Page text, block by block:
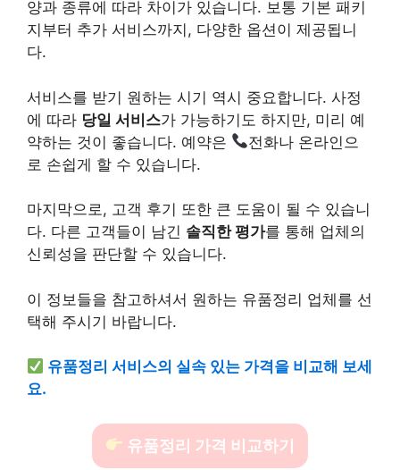
양과 종류에 따라 차이가 있습니다. 보통 기본 패키
지부터 추가 서비스까지, 다양한 옵션이 제공됩니
다.
서비스를 받기 원하는 시기 역시 중요합니다. 사정
에 따라 당일 서비스가 가능하기도 하지만, 미리 예
약하는 것이 좋습니다. 예약은
전화나 온라인으
로 손쉽게 할 수 있습니다.
마지막으로, 고객 후기 또한 큰 도움이 될 수 있습니
다. 다른 고객들이 남긴 솔직한 평가를 통해 업체의
신뢰성을 판단할 수 있습니다.
이 정보들을 참고하셔서 원하는 유품정리 업체를 선
택해 주시기 바랍니다.
유품정리 서비스의 실속 있는 가격을 비교해 보세
요.
유품정리 가격 비교하기